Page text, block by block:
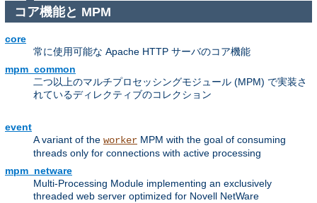
コア機能と MPM
core
常に使用可能な Apache HTTP サーバのコア機能
mpm_common
二つ以上のマルチプロセッシングモジュール (MPM) で実装さ
れているディレクティブのコレクション
event
A variant of the worker MPM with the goal of consuming
threads only for connections with active processing
mpm_netware
Multi-Processing Module implementing an exclusively
threaded web server optimized for Novell NetWare